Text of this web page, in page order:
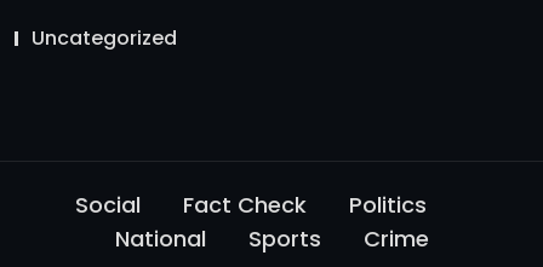
Uncategorized
Social Fact Check
Politics
National
Sports Crime